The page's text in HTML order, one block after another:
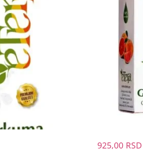
925,00 RSD